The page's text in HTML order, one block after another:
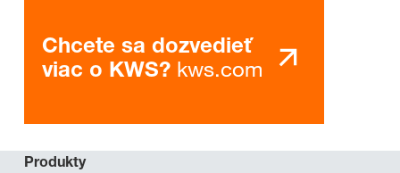
Chcete sa dozvedieť
viac o KWS? kws.com
Produkty